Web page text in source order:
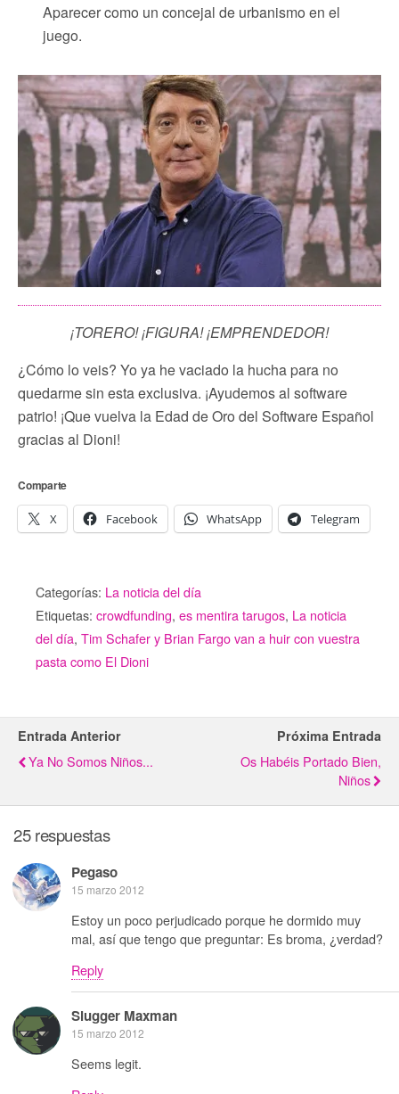
Aparecer como un concejal de urbanismo en el
juego.
¡TORERO! ¡FIGURA! ¡EMPRENDEDOR!
¿Cómo lo veis? Yo ya he vaciado la hucha para no
quedarme sin esta exclusiva. ¡Ayudemos al software
patrio! ¡Que vuelva la Edad de Oro del Software Español
gracias al Dioni!
Comparte
X Facebook WhatsApp Telegram
Categorías: La noticia del día
Etiquetas: crowdfunding, es mentira tarugos, La noticia
del día, Tim Schafer y Brian Fargo van a huir con vuestra
pasta como El Dioni
Entrada Anterior
Ya No Somos Niños...
Próxima Entrada
Os Habéis Portado Bien,
Niños
25 respuestas
Pegaso
15 marzo 2012
Estoy un poco perjudicado porque he dormido muy
mal, así que tengo que preguntar: Es broma, ¿verdad?
Reply
Slugger Maxman
15 marzo 2012
Seems legit.